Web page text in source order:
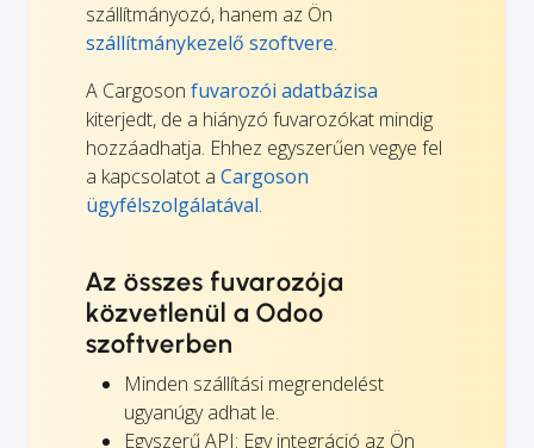
szállítmányozó, hanem az Ön
szállítmánykezelő szoftvere.
A Cargoson fuvarozói adatbázisa
kiterjedt, de a hiányzó fuvarozókat mindig
hozzáadhatja. Ehhez egyszerűen vegye fel
a kapcsolatot a Cargoson
ügyfélszolgálatával.
Az összes fuvarozója
közvetlenül a Odoo
szoftverben
Minden szállítási megrendelést
ugyanúgy adhat le.
Egyszerű API: Egy integráció az Ön